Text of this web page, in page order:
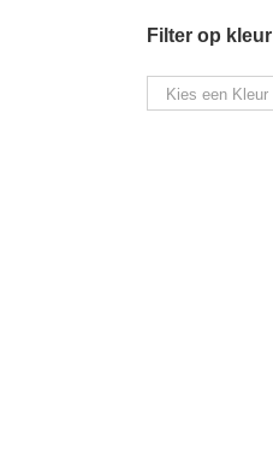
Filter op kleur
Kies een Kleur